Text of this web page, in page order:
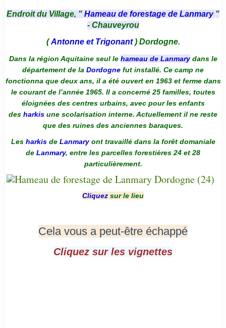
Endroit du Village, " Hameau de forestage de Lanmary "
- Chauveyrou
(Antonne et Trigonant) Dordogne.
Dans la région Aquitaine seul le hameau de Lanmarydans le
département de la Dordogne fut installé. Ce camp ne
fonctionna que deux ans, il a été ouvert en 1963 et ferme dans
le courant de l’année 1965. Il a concerné 25 familles, toutes
éloignées des centres urbains, avec pour les enfants
des harkis une scolarisation interne. Actuellement il ne reste
que des ruines des anciennes baraques.
Les harkis de Lanmaryont travaillé dans la forêt domaniale
de Lanmary, entre les parcelles forestières 24 et 28
particulièrement.
Cliquez sur le lieu
Cela vous a peut-être échappé
Cliquez sur les vignettes